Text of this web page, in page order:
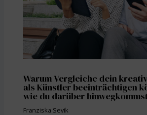
Warum Vergleiche dein
als Künstler beeinträchtigen
wie du darüber
Franziska Sevik